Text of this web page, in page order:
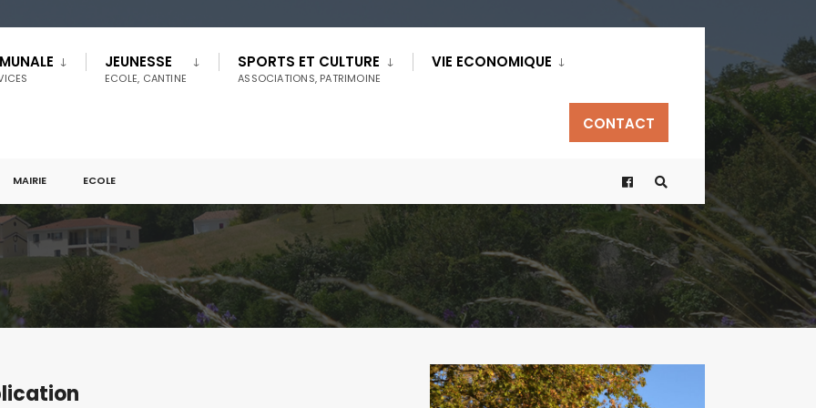
JEUNESSE
ECOLE, CANTINE
SPORTS ET CULTURE
ASSOCIATIONS, PATRIMOINE
VIE ECONOMIQUE
CONTACT
MAIRIE ECOLE